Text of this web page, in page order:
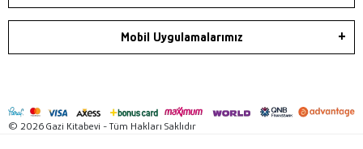
Mobil Uygulamalarımız
© 2026 Gazi Kitabevi - Tüm Hakları Saklıdır